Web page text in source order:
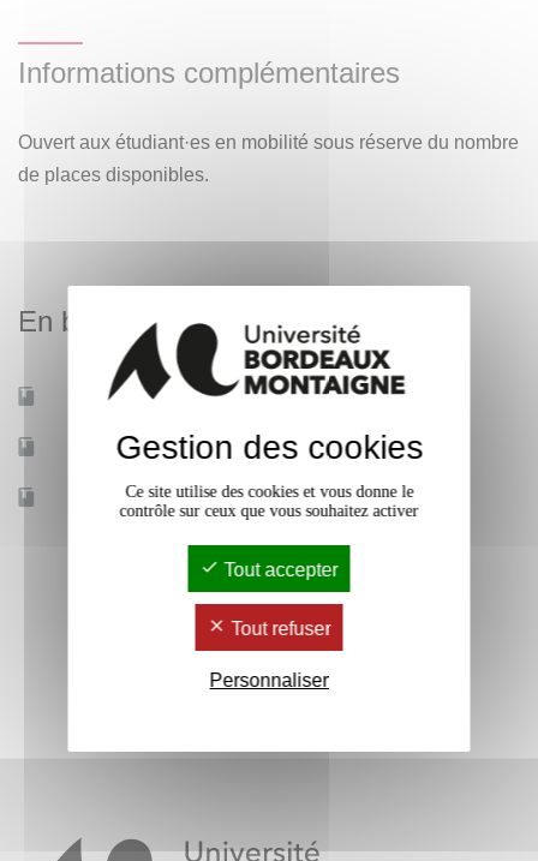
Informations complémentaires
Ouvert aux étudiant·es en mobilité sous réserve du nombre
de places disponibles.
En bref
Mobilité d'études Oui
Accessible à distance Non
13
Gestion des cookies
Ce site utilise des cookies et vous donne le
contrôle sur ceux que vous souhaitez activer
Tout accepter
Tout refuser
Personnaliser